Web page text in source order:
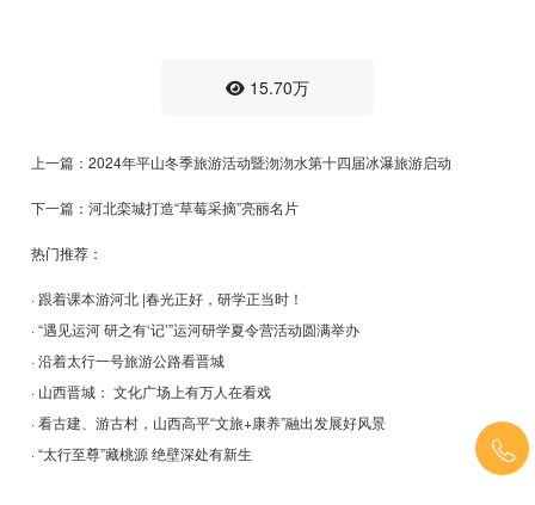
15.70万
上一篇：2024年平山冬季旅游活动暨沕沕水第十四届冰瀑旅游启动
下一篇：河北栾城打造“草莓采摘”亮丽名片
热门推荐：
· 跟着课本游河北 |春光正好，研学正当时！
· “遇见运河 研之有‘记’”运河研学夏令营活动圆满举办
· 沿着太行一号旅游公路看晋城
· 山西晋城： 文化广场上有万人在看戏
· 看古建、游古村，山西高平“文旅+康养”融出发展好风景
· “太行至尊”藏桃源 绝壁深处有新生